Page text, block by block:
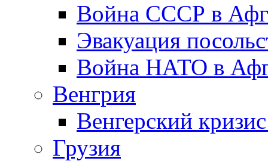
Война СССР в
Эвакуация
Война НАТО в
Венгрия
Венгерский
Грузия